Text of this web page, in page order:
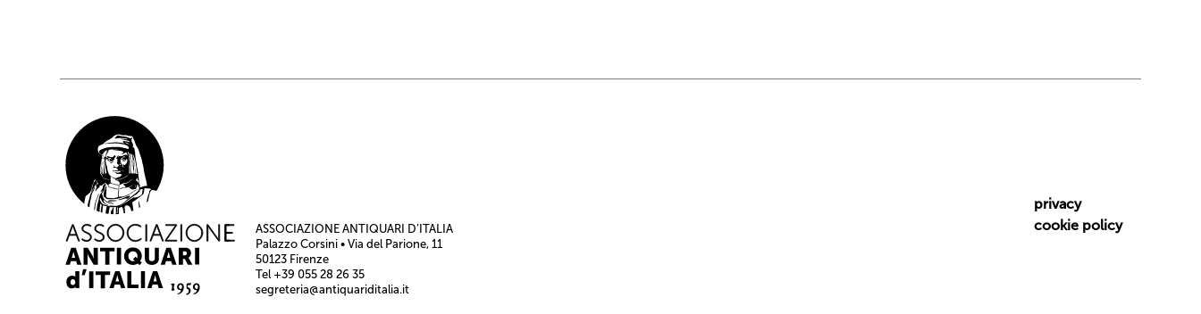
ASSOCIAZIONE ANTIQUARI D’ITALIA
Palazzo Corsini • Via del Parione, 11
50123 Firenze
Tel +39 055 28 26 35
segreteria@antiquariditalia.it
privacy
cookie policy